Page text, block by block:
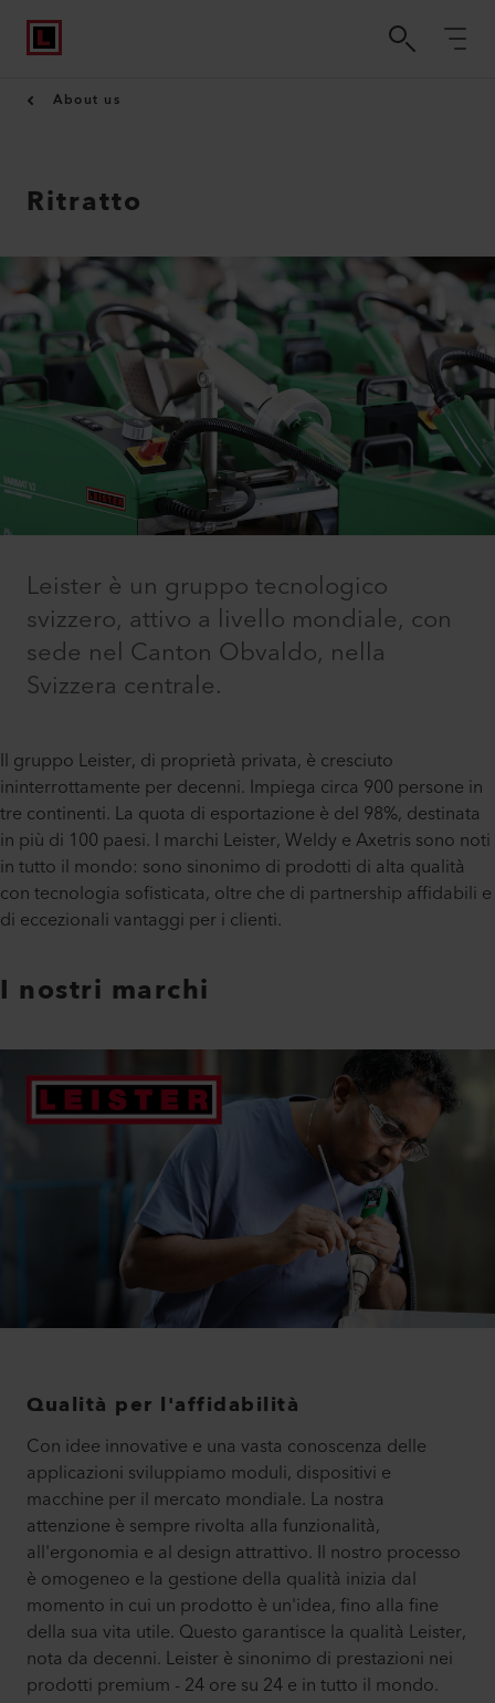
About us
Ritratto
Leister è un gruppo tecnologico
svizzero, attivo a livello mondiale, con
sede nel Canton Obvaldo, nella
Svizzera centrale.
Il gruppo Leister, di proprietà privata, è cresciuto
ininterrottamente per decenni. Impiega circa 900 persone in
tre continenti. La quota di esportazione è del 98%, destinata
in più di 100 paesi. I marchi Leister, Weldy e Axetris sono noti
in tutto il mondo: sono sinonimo di prodotti di alta qualità
con tecnologia sofisticata, oltre che di partnership affidabili e
di eccezionali vantaggi per i clienti.
I nostri marchi
Qualità per l'affidabilità
Con idee innovative e una vasta conoscenza delle
applicazioni sviluppiamo moduli, dispositivi e
macchine per il mercato mondiale. La nostra
attenzione è sempre rivolta alla funzionalità,
all'ergonomia e al design attrattivo. Il nostro processo
è omogeneo e la gestione della qualità inizia dal
momento in cui un prodotto è un'idea, fino alla fine
della sua vita utile. Questo garantisce la qualità Leister,
nota da decenni. Leister è sinonimo di prestazioni nei
prodotti premium - 24 ore su 24 e in tutto il mondo.